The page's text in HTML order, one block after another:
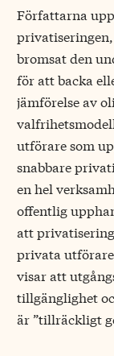
Författarna
bromsat den
för att backa
jämförelse av
utförare som
snabbare
en hel
offentlig
att
privata
visar att
tillgänglighet
är ”tillräckligt